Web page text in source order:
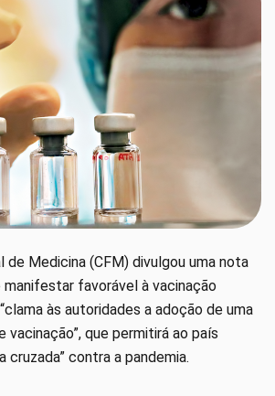
de Medicina (CFM) divulgou uma nota
manifestar favorável à vacinação
às autoridades a adoção de uma
vacinação”, que permitirá ao país
cruzada” contra a pandemia.